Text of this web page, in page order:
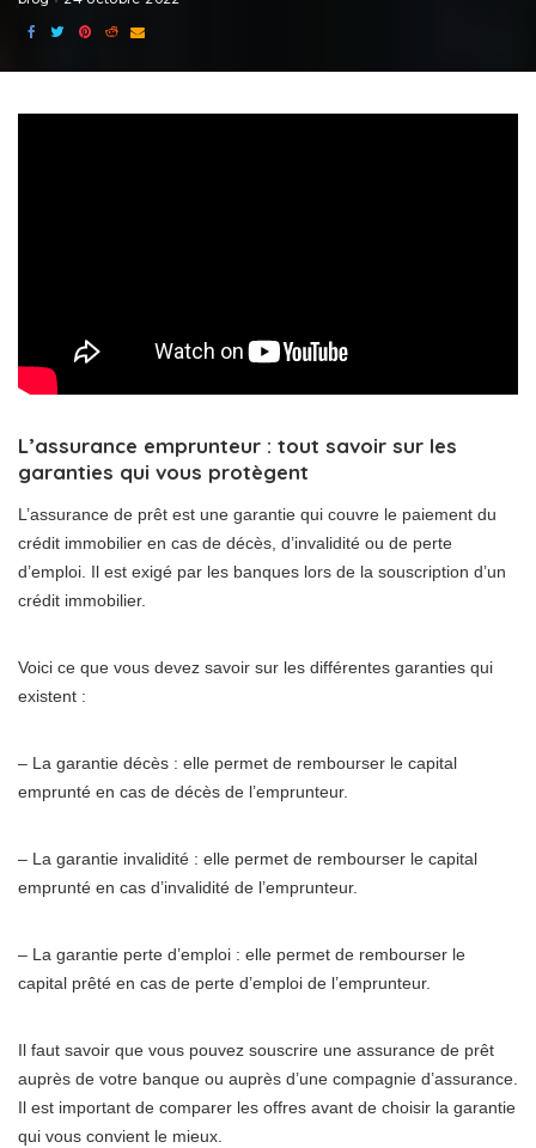
L’assurance emprunteur : tout savoir sur les
garanties qui vous protègent
L’assurance de prêt est une garantie qui couvre le paiement du
crédit immobilier en cas de décès, d’invalidité ou de perte
d’emploi. Il est exigé par les banques lors de la souscription d’un
crédit immobilier.
Voici ce que vous devez savoir sur les différentes garanties qui
existent :
– La garantie décès : elle permet de rembourser le capital
emprunté en cas de décès de l’emprunteur.
– La garantie invalidité : elle permet de rembourser le capital
emprunté en cas d’invalidité de l’emprunteur.
– La garantie perte d’emploi : elle permet de rembourser le
capital prêté en cas de perte d’emploi de l’emprunteur.
Il faut savoir que vous pouvez souscrire une assurance de prêt
auprès de votre banque ou auprès d’une compagnie d’assurance.
Il est important de comparer les offres avant de choisir la garantie
qui vous convient le mieux.